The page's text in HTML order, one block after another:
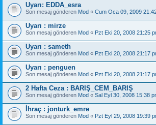
Uyarı: EDDA_esra
Son mesaj gönderen Mod « Cum Oca 09, 2009
Uyarı : mirze
Son mesaj gönderen Mod « Pzt Eki 20, 2008 21:25
Uyarı : sameth
Son mesaj gönderen Mod « Pzt Eki 20, 2008 21:17
Uyarı : penguen
Son mesaj gönderen Mod « Pzt Eki 20, 2008 21:17
2 Hafta Ceza : BARIŞ_CEM_BARIŞ
Son mesaj gönderen Mod « Sal Eyl 30, 2008 15:38
İhraç : jonturk_emre
Son mesaj gönderen Mod « Pzt Eyl 29, 2008 19:39